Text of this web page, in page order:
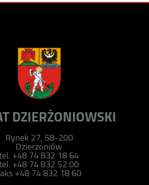
DZIERŻONIOWSKI
Rynek 27, 58-200
Dzierżoniów
+48 74 832 18 64
+48 74 832 52 00
+48 74 832 18 60